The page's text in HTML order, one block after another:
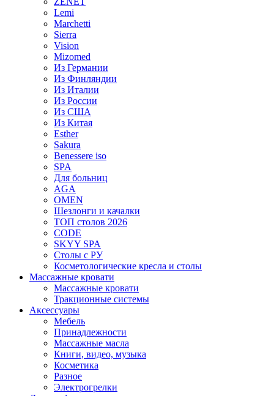
Lemi
Marchetti
Sierra
Vision
Mizomed
Из Германии
Из Финляндии
Из Италии
Из России
Из США
Из Китая
Esther
Sakura
Benessere iso
SPA
Для больниц
AGA
OMEN
Шезлонги и качалки
ТОП столов 2026
CODE
SKYY SPA
Столы с РУ
Косметологические кресла и столы
Массажные кровати
Массажные кровати
Тракционные системы
Аксессуары
Мебель
Принадлежности
Массажные масла
Книги, видео, музыка
Косметика
Разное
Электрогрелки